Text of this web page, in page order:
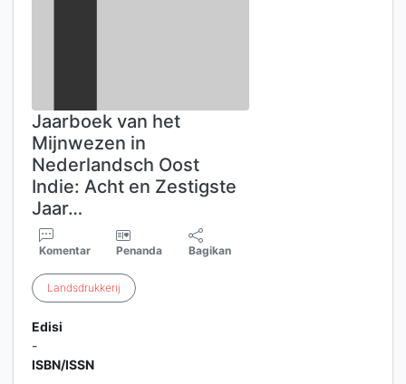
Jaarboek van het
Mijnwezen in
Nederlandsch Oost
Indie: Acht en Zestigste
Jaar…
Komentar Penanda Bagikan
Landsdrukkerij
Edisi
-
ISBN/ISSN